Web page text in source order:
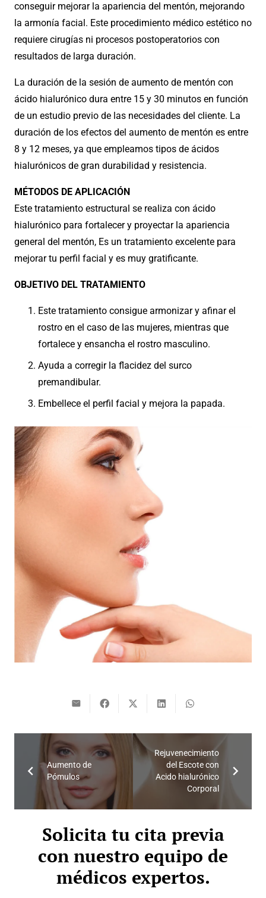
conseguir mejorar la apariencia del mentón, mejorando
la armonía facial. Este procedimiento médico estético no
requiere cirugías ni procesos postoperatorios con
resultados de larga duración.
La duración de la sesión de aumento de mentón con
ácido hialurónico dura entre 15 y 30 minutos en función
de un estudio previo de las necesidades del cliente. La
duración de los efectos del aumento de mentón es entre
8 y 12 meses, ya que empleamos tipos de ácidos
hialurónicos de gran durabilidad y resistencia.
MÉTODOS DE APLICACIÓN
Este tratamiento estructural se realiza con ácido
hialurónico para fortalecer y proyectar la apariencia
general del mentón, Es un tratamiento excelente para
mejorar tu perfil facial y es muy gratificante.
OBJETIVO DEL TRATAMIENTO
Este tratamiento consigue armonizar y afinar el
rostro en el caso de las mujeres, mientras que
fortalece y ensancha el rostro masculino.
Ayuda a corregir la flacidez del surco
premandibular.
Embellece el perfil facial y mejora la papada.
Aumento de
Pómulos
Rejuvenecimiento
del Escote con
Acido hialurónico
Corporal
Solicita tu cita previa
con nuestro equipo de
médicos expertos.